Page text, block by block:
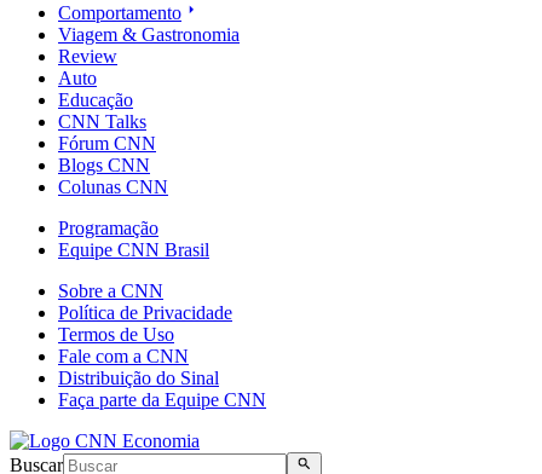
Comportamento
Viagem & Gastronomia
Review
Auto
Educação
CNN Talks
Fórum CNN
Blogs CNN
Colunas CNN
Programação
Equipe CNN Brasil
Sobre a CNN
Política de Privacidade
Termos de Uso
Fale com a CNN
Distribuição do Sinal
Faça parte da Equipe CNN
Buscar